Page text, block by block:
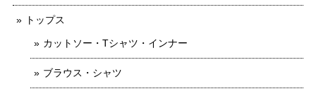
トップス
カットソー・Tシャツ・インナー
ブラウス・シャツ